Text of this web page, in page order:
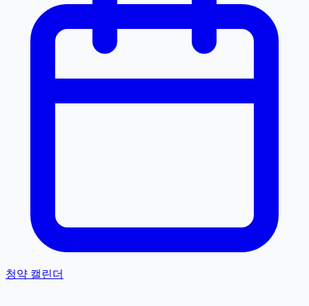
청약 캘린더